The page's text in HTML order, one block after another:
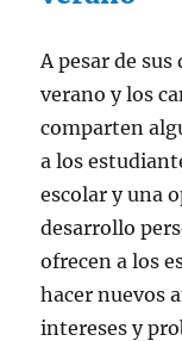
A pesar de
verano y los
comparten
a los
escolar y una
desarrollo
ofrecen a los
hacer nuevos
intereses y